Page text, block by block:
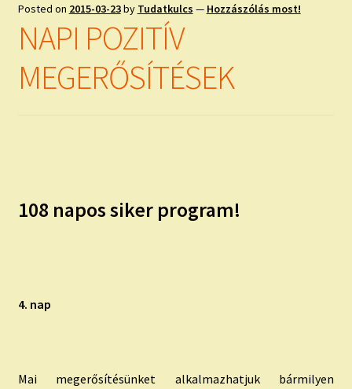
Posted on 2015-03-23by Tudatkulcs — Hozzászólás most!
NAPI POZITÍV
MEGERŐSÍTÉSEK
108 napos siker program!
4. nap
Mai megerősítésünket alkalmazhatjuk bármilyen